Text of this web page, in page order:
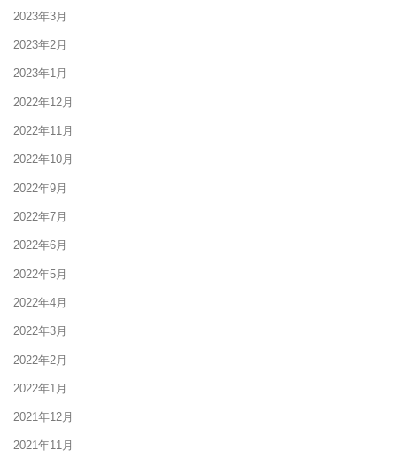
2023年3月
2023年2月
2023年1月
2022年12月
2022年11月
2022年10月
2022年9月
2022年7月
2022年6月
2022年5月
2022年4月
2022年3月
2022年2月
2022年1月
2021年12月
2021年11月